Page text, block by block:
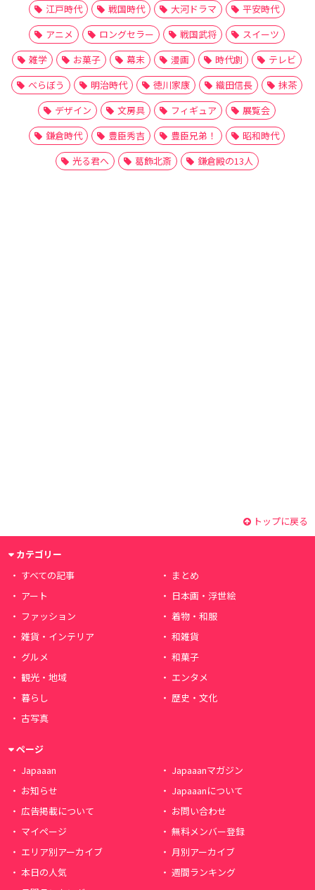
江戸時代 戦国時代 大河ドラマ
平安時代
アニメ
ロングセラー 戦国武将
スイーツ
雑学
お菓子 幕末 漫画 時代劇
テレビ
べらぼう
明治時代 徳川家康 織田信長
抹茶
デザイン
文房具 フィギュア
展覧会
鎌倉時代
豊臣秀吉 豊臣兄弟！
昭和時代
光る君へ
葛飾北斎 鎌倉殿の13人
トップに戻る
カテゴリー
すべての記事
まとめ
アート
日本画・浮世絵
ファッション
着物・和服
雑貨・インテリア
和雑貨
グルメ
和菓子
観光・地域
エンタメ
暮らし
歴史・文化
古写真
ページ
Japaaan
Japaaanマガジン
お知らせ
Japaaanについて
広告掲載について
お問い合わせ
マイページ
無料メンバー登録
エリア別アーカイブ
月別アーカイブ
本日の人気
週間ランキング